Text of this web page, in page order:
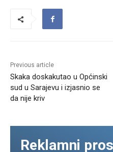
Previous article
Skaka doskakutao u Općinski
sud u Sarajevu i izjasnio se
da nije kriv
Reklamni